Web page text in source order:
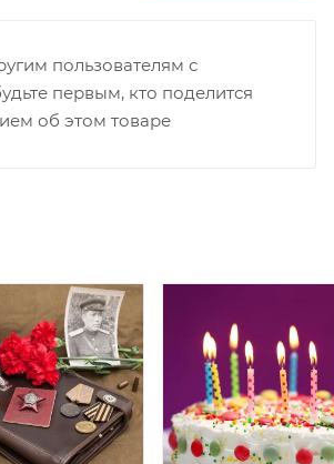
пользователям с
первым, кто поделится
об этом товаре